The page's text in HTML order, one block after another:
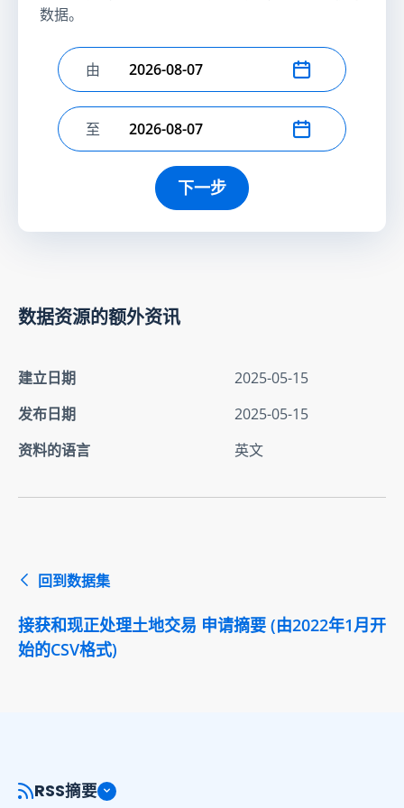
数据。
选择开始日期
由
选择结束日期
至
下一步
数据资源的额外资讯
建立日期
2025-05-15
发布日期
2025-05-15
资料的语言
英文
回到数据集
接获和现正处理土地交易 申请摘要 (由2022年1月开
始的CSV格式)
RSS摘要